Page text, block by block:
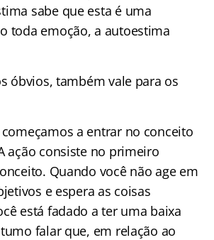
sabe que esta é uma
toda emoção, a autoestima
óbvios, também vale para os
a entrar no conceito
ação consiste no primeiro
Quando você não age em
e espera as coisas
está fadado a ter uma baixa
falar que, em relação ao